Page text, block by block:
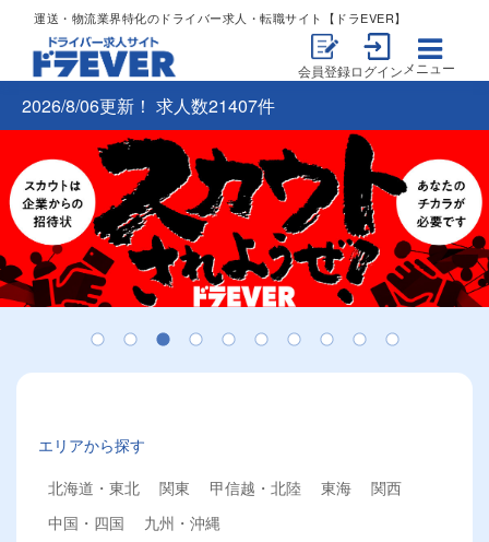
運送・物流業界特化のドライバー求人・転職サイト【ドラEVER】
会員登録ログイン メニュー
2026/8/06更新！ 求人数21407件
エリアから探す
北海道・東北
関東 甲信越・北陸 東海
関西
中国・四国
九州・沖縄